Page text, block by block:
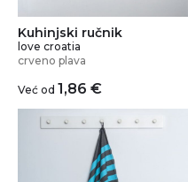
Kuhinjski ručnik
love croatia
crveno plava
Već od 1,86 €